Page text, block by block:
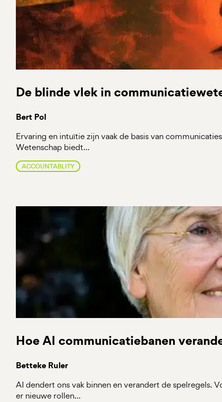
De blinde vlek in
Bert Pol
Ervaring en intuïtie zijn vaak de basis van
Wetenschap biedt…
ACCOUNTABLITY
Hoe AI communicatiebanen
Betteke Ruler
AI dendert ons vak binnen en verandert de spelregels.
er nieuwe rollen…